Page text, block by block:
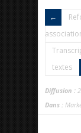
textes
Diffusion :
Dans :